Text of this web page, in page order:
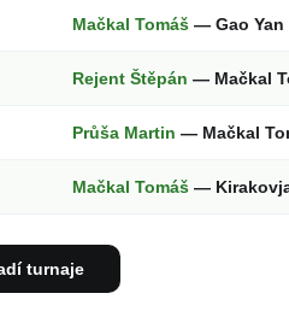
Mačkal Tomáš — Gao
Rejent Štěpán — Mačkal
Průša Martin — Mačkal
Mačkal Tomáš —
turnaje